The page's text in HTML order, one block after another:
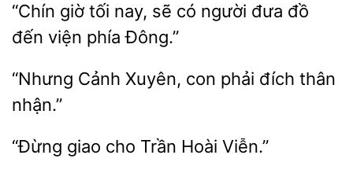
giờ tối nay, sẽ có
đồ
đến viện phía Đông.”
Xuyên, con phải đích
nhận.”
“Đừng giao cho